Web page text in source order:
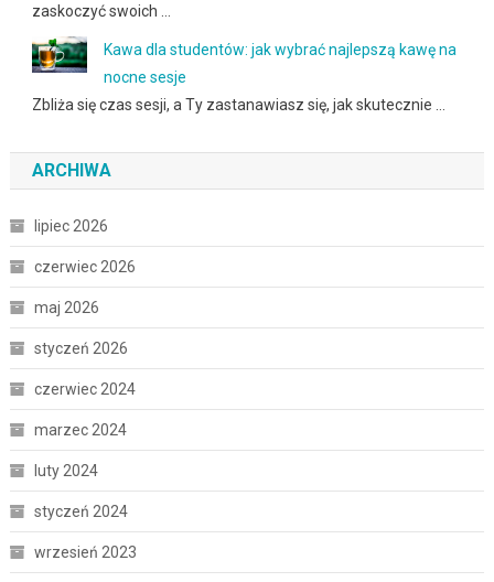
zaskoczyć swoich …
Kawa dla studentów: jak wybrać najlepszą kawę na
nocne sesje
Zbliża się czas sesji, a Ty zastanawiasz się, jak skutecznie …
ARCHIWA
lipiec 2026
czerwiec 2026
maj 2026
styczeń 2026
czerwiec 2024
marzec 2024
luty 2024
styczeń 2024
wrzesień 2023